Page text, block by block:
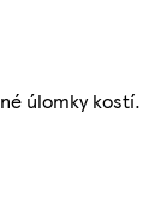
úlomky kostí.